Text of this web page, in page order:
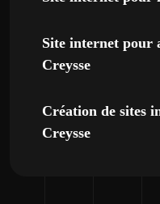
Site internet pour
Creysse
Création de sites
Creysse